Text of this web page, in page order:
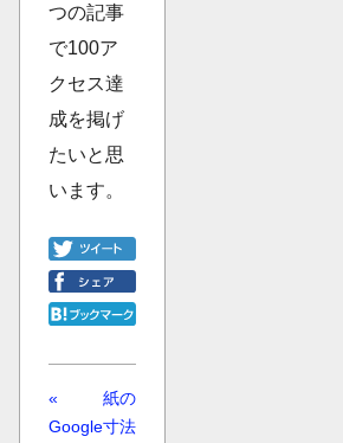
つの記事
で100ア
クセス達
成を掲げ
たいと思
います。
«
Google
紙の
寸法